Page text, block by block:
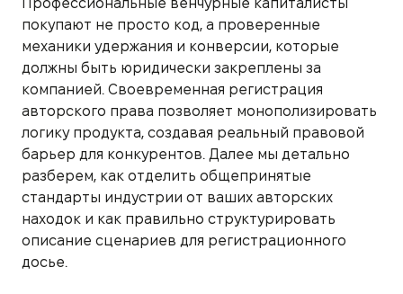
покупают не просто код, а проверенные
механики удержания и конверсии, которые
должны быть юридически закреплены за
компанией. Своевременная регистрация
авторского права позволяет монополизировать
логику продукта, создавая реальный правовой
барьер для конкурентов. Далее мы детально
разберем, как отделить общепринятые
стандарты индустрии от ваших авторских
находок и как правильно структурировать
описание сценариев для регистрационного
досье.